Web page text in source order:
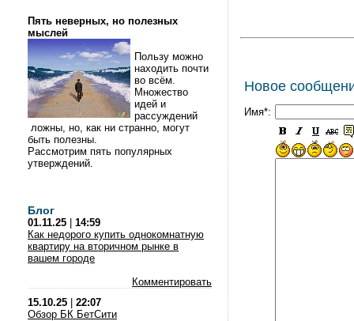
Пять неверных, но полезных
мыслей
Пользу можно
находить почти
во всём.
Множество
идей и
рассуждений
ложны, но, как ни странно, могут
быть полезны.
Рассмотрим пять популярных
утверждений.
Блог
01.11.25
14:59
Как недорого купить однокомнатную
квартиру на вторичном рынке в
вашем городе
Комментировать
15.10.25
22:07
Обзор БК БетСити
Новое
Имя*: